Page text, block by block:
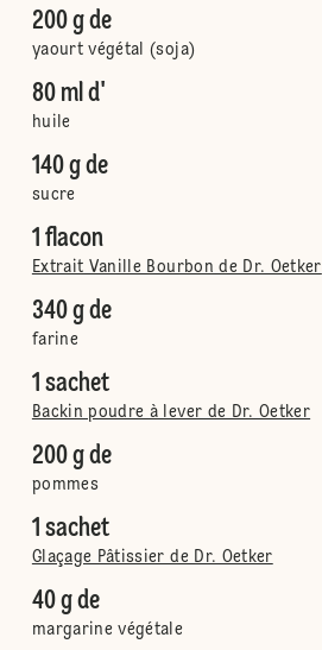
200 g de
yaourt végétal (soja)
80 ml d'
huile
140 g de
sucre
1 flacon
Extrait Vanille Bourbon de Dr. Oetker
340 g de
farine
1 sachet
Backin poudre à lever de Dr. Oetker
200 g de
pommes
1 sachet
Glaçage Pâtissier de Dr. Oetker
40 g de
margarine végétale